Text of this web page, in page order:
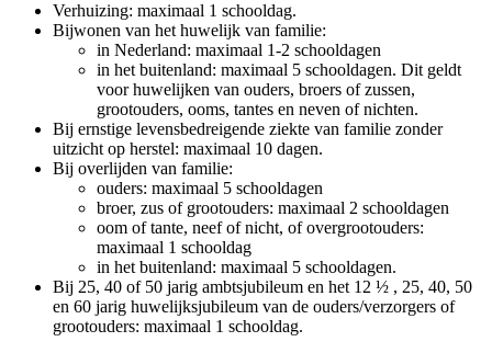
Verhuizing: maximaal 1 schooldag.
Bijwonen van het huwelijk van familie:
in Nederland: maximaal 1-2 schooldagen
in het buitenland: maximaal 5 schooldagen. Dit geldt
voor huwelijken van ouders, broers of zussen,
grootouders, ooms, tantes en neven of nichten.
Bij ernstige levensbedreigende ziekte van familie zonder
uitzicht op herstel: maximaal 10 dagen.
Bij overlijden van familie:
ouders: maximaal 5 schooldagen
broer, zus of grootouders: maximaal 2 schooldagen
oom of tante, neef of nicht, of overgrootouders:
maximaal 1 schooldag
in het buitenland: maximaal 5 schooldagen.
Bij 25, 40 of 50 jarig ambtsjubileum en het 12 ½ , 25, 40, 50
en 60 jarig huwelijksjubileum van de ouders/verzorgers of
grootouders: maximaal 1 schooldag.